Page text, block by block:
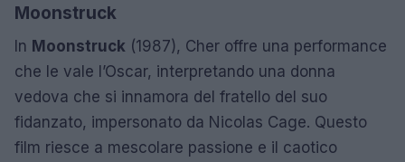
Moonstruck
In Moonstruck (1987), Cher offre una performance
che le vale l’Oscar, interpretando una donna
vedova che si innamora del fratello del suo
fidanzato, impersonato da Nicolas Cage. Questo
film riesce a mescolare passione e il caotico